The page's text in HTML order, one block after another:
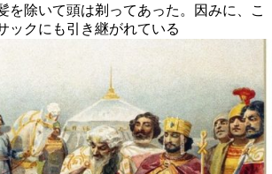
を除いて頭は剃ってあった。因みに、こ
ックにも引き継がれている